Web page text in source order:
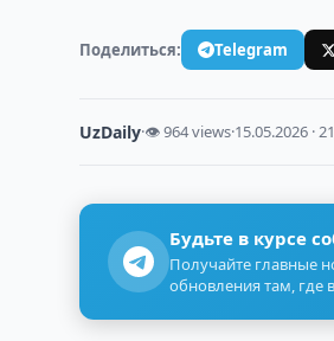
Поделиться: Telegram
UzDaily·👁 964 views·15.05.2026 ·
Будьте в курсе
Получайте главные
обновления там, где